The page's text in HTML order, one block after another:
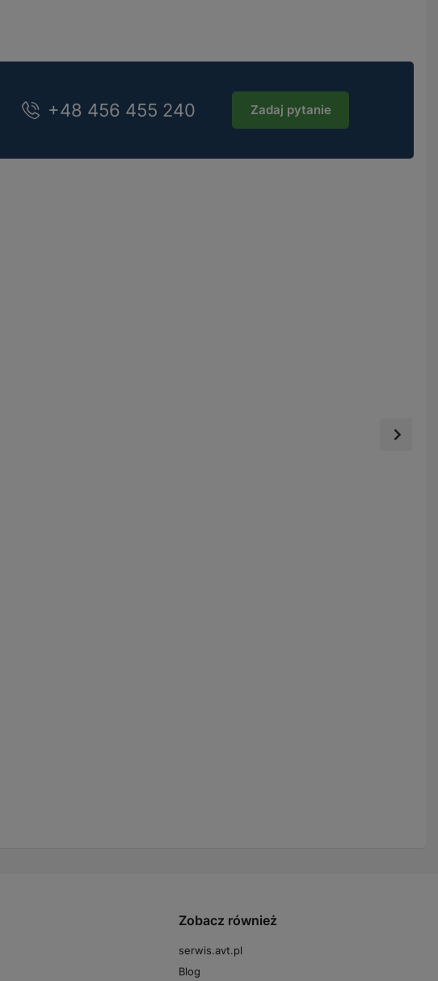
+48 456 455 240 Zadaj pytanie
Zobacz również
serwis.avt.pl
Blog